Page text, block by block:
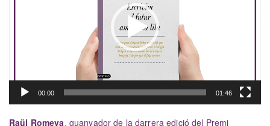
00:00 01:46
Raül Romeva, guanyador de la darrera edició del Premi